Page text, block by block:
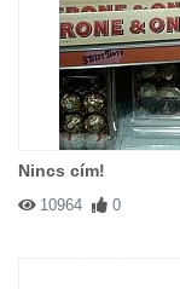
Nincs cím!
10964 0